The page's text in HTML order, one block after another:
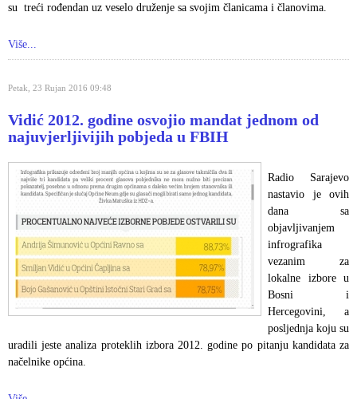
su treći rođendan uz veselo druženje sa svojim članicama i članovima.
Više...
Petak, 23 Rujan 2016 09:48
Vidić 2012. godine osvojio mandat jednom od
najuvjerljivijih pobjeda u FBIH
Radio Sarajevo
nastavio je ovih
dana sa
objavljivanjem
infrografika
vezanim za
lokalne izbore u
Bosni i
Hercegovini, a
posljednja koju su
uradili jeste analiza proteklih izbora 2012. godine po pitanju kandidata za
načelnike općina.